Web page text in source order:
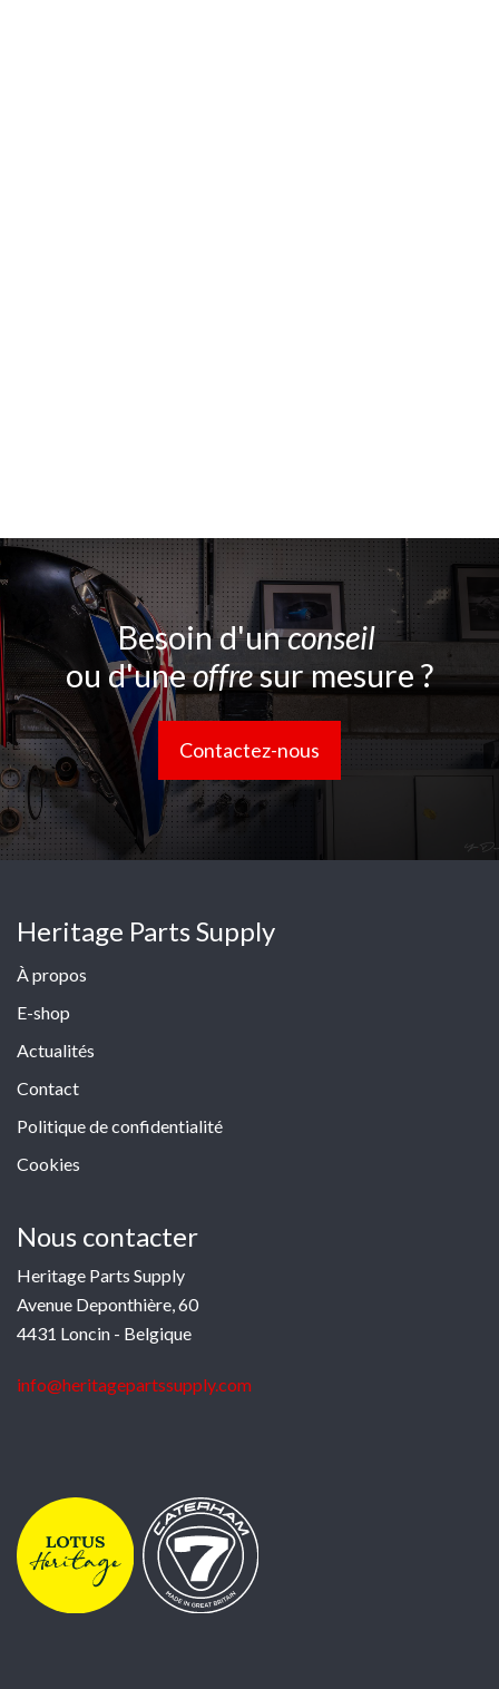
Besoin d'unconseil
ou d'uneoffresur mesure ?
Contactez-nous
Heritage Parts Supply
À propos
E-shop
Actualités
Contact
Politique de confidentialité
Cookies
Nous contacter
Heritage Parts Supply
Avenue Deponthière, 60
4431 Loncin - Belgique
info@heritagepartssupply.com